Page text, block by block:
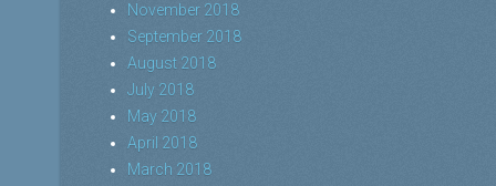
November 2018
September 2018
August 2018
July 2018
May 2018
April 2018
March 2018